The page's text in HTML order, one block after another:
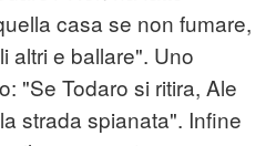
casa se non fumare,
altri e ballare". Uno
"Se Todaro si ritira, Ale
strada spianata". Infine